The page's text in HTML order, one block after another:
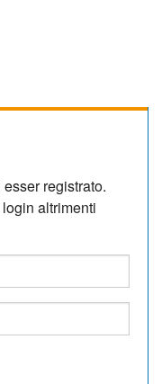
registrato.
altrimenti